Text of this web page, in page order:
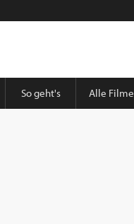
So geht's Alle Filme